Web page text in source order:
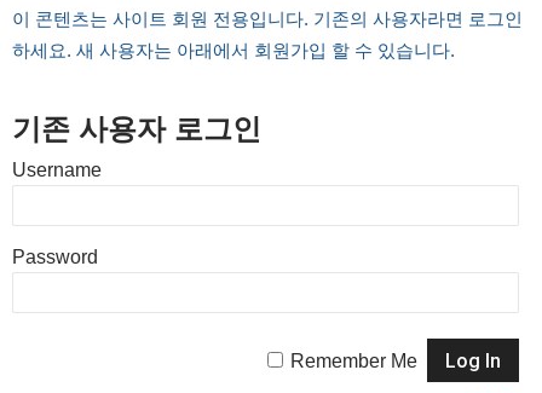
이 콘텐츠는 사이트 회원 전용입니다. 기존의 사용자라면 로그인
하세요. 새 사용자는 아래에서 회원가입 할 수 있습니다.
기존 사용자 로그인
Username
Password
Remember Me